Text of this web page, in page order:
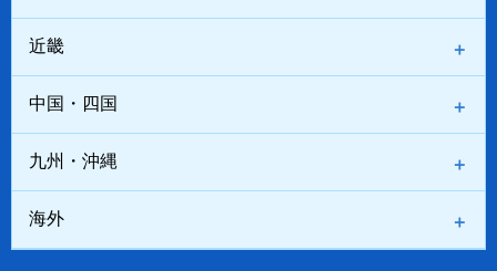
近畿
中国・四国
九州・沖縄
海外